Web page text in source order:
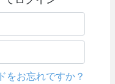
をお忘れですか？